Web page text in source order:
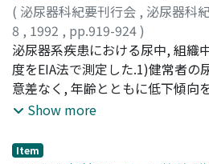
( 泌尿器科紀要刊行会 , 泌尿器科
8 , 1992 , pp.919-924)
宮崎, 伸一郎;Miyazaki, Shinichiro
泌尿器系疾患における尿中, 組織
度をEIA法で測定した.1)健常者の
意差なく, 年齢とともに低下傾向
の尿中EGF濃度は, 前立腺癌, 腎癌
組織中EGF濃度は, 前立腺組織(肥
Show more
Item